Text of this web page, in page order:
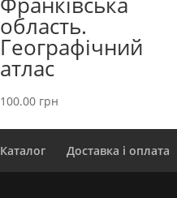
область.
Географічний
атлас
100.00 грн
Каталог Доставка і оплата